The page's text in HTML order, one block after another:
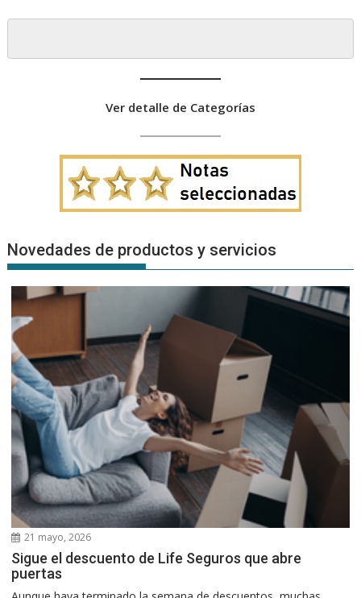
Ver detalle de Categorías
Novedades de productos y servicios
21 mayo, 2026
Sigue el descuento de Life Seguros que abre
puertas